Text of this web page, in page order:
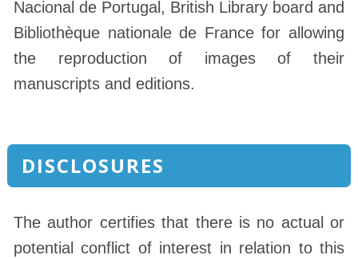
Nacional de Portugal, British Library board and
Bibliothèque nationale de France for allowing
the reproduction of images of their
manuscripts and editions.
DISCLOSURES
The author certifies that there is no actual or
potential conflict of interest in relation to this